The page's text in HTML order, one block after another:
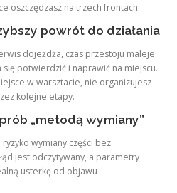
oszczędzasz na trzech frontach.
powrót do działania
dojeżdża, czas przestoju maleje.
potwierdzić i naprawić na miejscu.
w warsztacie, nie organizujesz
kolejne etapy.
„metodą wymiany”
wymiany części bez
jest odczytywany, a parametry
usterkę od objawu